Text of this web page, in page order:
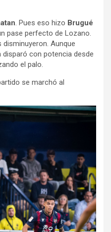
. Pues eso hizo Brugué
pase perfecto de Lozano.
Aunque
con potencia desde
el palo.
se marchó al